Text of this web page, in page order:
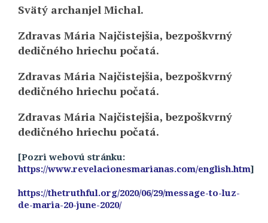
Svätý archanjel Michal.
Zdravas Mária Najčistejšia, bezpoškvrný
dedičného hriechu počatá.
Zdravas Mária Najčistejšia, bezpoškvrný
dedičného hriechu počatá.
Zdravas Mária Najčistejšia, bezpoškvrný
dedičného hriechu počatá.
[Pozri webovú stránku:
https://www.revelacionesmarianas.com/english.htm]
https://thetruthful.org/2020/06/29/message-to-luz-
de-maria-20-june-2020/